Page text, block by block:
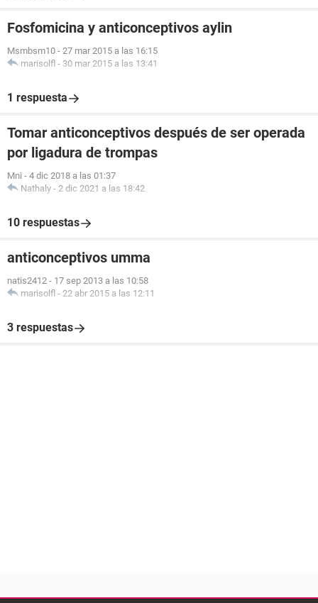
Fosfomicina y anticonceptivos aylin
Msmbsm10 - 27 mar 2015 a las 16:15
marisolfl - 30 mar 2015 a las 13:41
1 respuesta
Tomar anticonceptivos después de ser operada
por ligadura de trompas
Mni - 4 dic 2018 a las 01:37
Nathaly - 2 dic 2021 a las 18:42
10 respuestas
anticonceptivos umma
natis2412 - 17 sep 2013 a las 10:58
marisolfl - 22 abr 2015 a las 12:11
3 respuestas